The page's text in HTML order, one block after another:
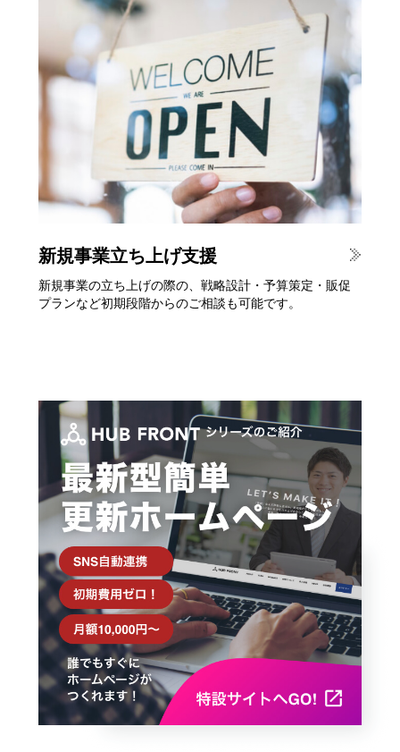
新規事業立ち上げ支援
新規事業の立ち上げの際の、戦略設計・予算策定・販促
プランなど初期段階からのご相談も可能です。